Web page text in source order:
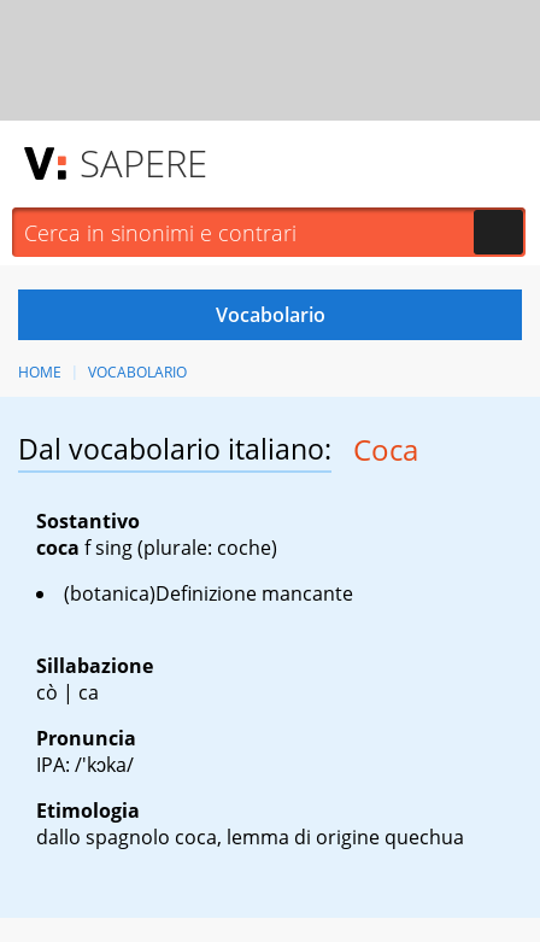
SAPERE
HOME VOCABOLARIO
Dal vocabolario italiano: Coca
Sostantivo
coca f sing(plurale: coche)
(botanica)Definizione mancante
Sillabazione
cò | ca
Pronuncia
IPA: /'kɔka/
Etimologia
dallo spagnolo coca, lemma di origine quechua